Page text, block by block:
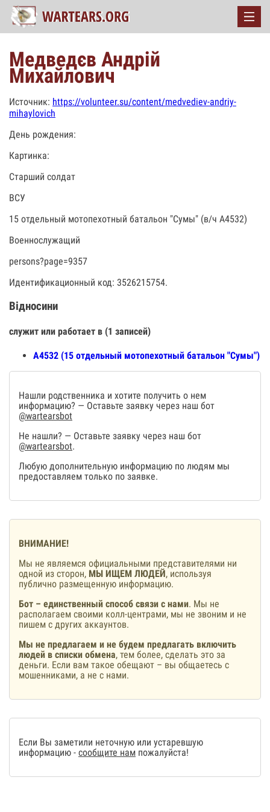
Медведєв Андрій
Михайлович
Источник: https://volunteer.su/content/medvediev-andriy-
mihaylovich
День рождения:
Картинка:
Старший солдат
ВСУ
15 отдельный мотопехотный батальон "Сумы" (в/ч А4532)
Военнослужащий
persons?page=9357
Идентификационный код: 3526215754.
Відносини
служит или работает в (1 записей)
А4532 (15 отдельный мотопехотный батальон "Сумы")
Нашли родственника и хотите получить о нем
информацию? — Оставьте заявку через наш бот
@wartearsbot
Не нашли? — Оставьте заявку через наш бот
@wartearsbot.
Любую дополнительную информацию по людям мы
предоставляем только по заявке.
ВНИМАНИЕ!
Мы не являемся официальными представителями ни
одной из сторон, МЫ ИЩЕМ ЛЮДЕЙ, используя
публично размещенную информацию.
Бот – единственный способ связи с нами. Мы не
располагаем своими колл-центрами, мы не звоним и не
пишем с других аккаунтов.
Мы не предлагаем и не будем предлагать включить
людей в списки обмена, тем более, сделать это за
деньги. Если вам такое обещают – вы общаетесь с
мошенниками, а не с нами.
Если Вы заметили неточную или устаревшую
информацию - сообщите нам пожалуйста!